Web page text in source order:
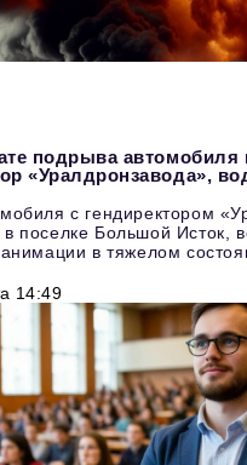
подрыва автомобиля
«Уралдронзавода»,
с гендиректором
поселке Большой Исток,
в тяжелом
14:49